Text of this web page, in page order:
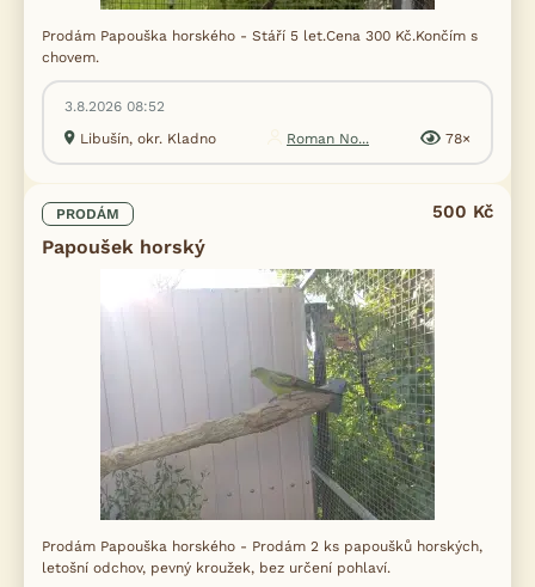
Prodám Papouška horského - Stáří 5 let.Cena 300 Kč.Končím s
chovem.
3.8.2026 08:52
Libušín, okr. Kladno
Roman No... 78×
PRODÁM
Papoušek horský
500 Kč
Prodám Papouška horského - Prodám 2 ks papoušků horských,
letošní odchov, pevný kroužek, bez určení pohlaví.